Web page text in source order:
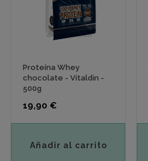
Proteína Whey
chocolate - Vitaldin -
500g
Precio
19,90 €
Añadir al carrito